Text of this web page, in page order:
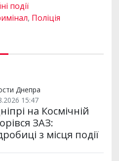
події
, Поліція
Днепра
15:47
на Космічній
ЗАЗ:
з місця події